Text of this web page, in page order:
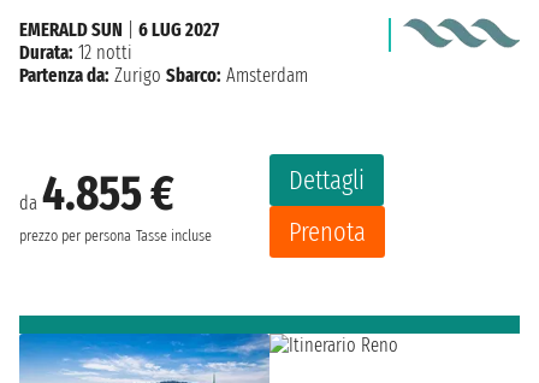
da 4.855 €
prezzo per persona Tasse incluse
Dettagli
Prenota
EMERALD SUN
6 LUG 2027
Durata: 12 notti
Partenza da: Zurigo Sbarco: Amsterdam